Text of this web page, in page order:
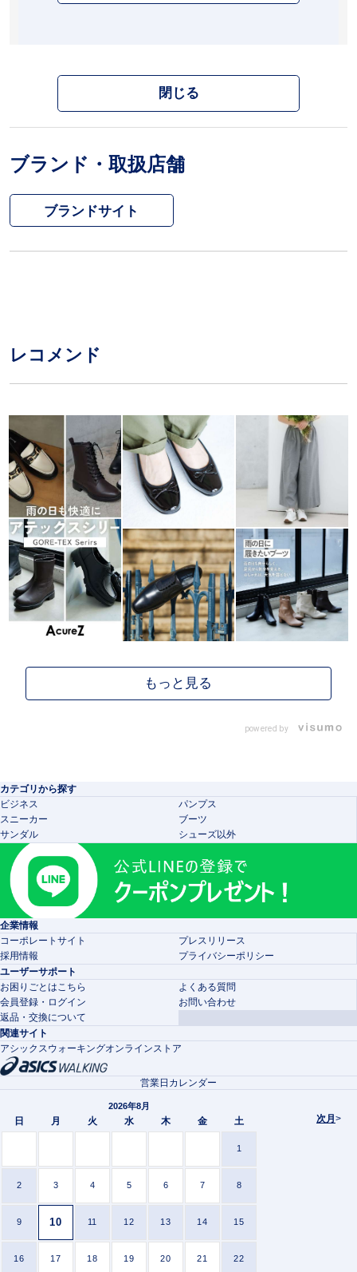
閉じる
ブランド・取扱店舗
ブランドサイト
レコメンド
powered by
カテゴリから探す
ビジネス
パンプス
スニーカー
ブーツ
サンダル
シューズ以外
企業情報
コーポレートサイト
プレスリリース
採用情報
プライバシーポリシー
ユーザーサポート
お困りごとはこちら
よくある質問
会員登録・ログイン
お問い合わせ
返品・交換について
関連サイト
アシックスウォーキングオンラインストア
次月 >
営業日カレンダー
2026年8月
日 月 火 水 木 金 土
1
2 3 4 5 6 7 8
9 10 11 12 13 14 15
16 17 18 19 20 21 22